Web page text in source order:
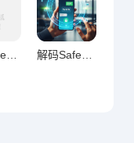
解码Safew爆红密码，技术革新与用户心智的双重征服